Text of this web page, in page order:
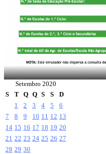
Setembro 2020
S
T Q Q S S
D
1
2 3 4 5
6
7
8 9 10 11 12 13
14 15 16 17 18 19 20
21 22 23 24 25 26 27
28 29 30